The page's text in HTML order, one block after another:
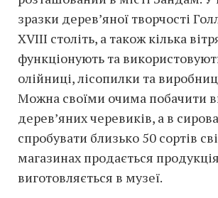
зразки дерев’яної творчості
XVIII століть, а також кілька
функціонують та
олійниці, лісопилки та
Можна своїми очима побачити
дерев’яних черевиків, а в
спробувати близько 50 сортів
магазинах продається
виготовляється в музеї.